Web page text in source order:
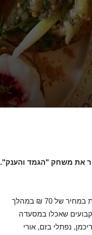
את משחק "הגמד והענק".
חוגגת יומולדת 70 שנה , בחודש החגיגות יוגש תפריט מיוחד בן 7 מנות במחיר של 70 ₪ במהלך
שאכלו במסעדה
נפתלי בזם, אורי